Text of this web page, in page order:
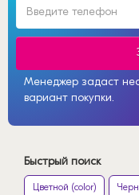
Менеджер задаст
вариант покупки.
Быстрый поиск
Цветной (color)